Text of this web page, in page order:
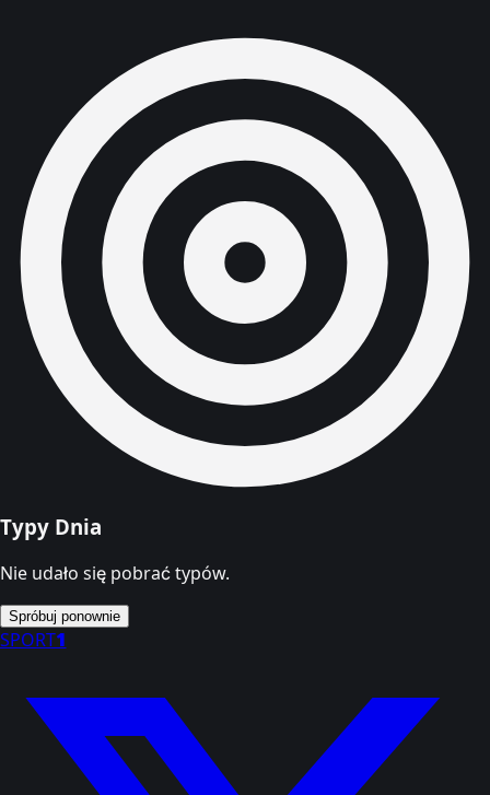
Typy Dnia
Nie udało się pobrać typów.
Spróbuj ponownie
SPORT1